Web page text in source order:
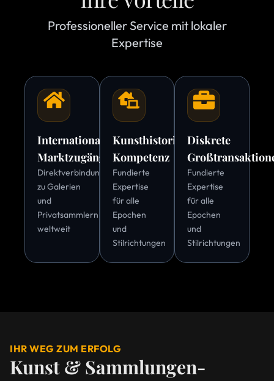
Professioneller Service mit lokaler
Expertise
Internationale
Marktzugänge
Direktverbindungen
zu Galerien
und
Privatsammlern
weltweit
Kunsthistorische
Kompetenz
Fundierte
Expertise
für alle
Epochen
und
Stilrichtungen
Diskrete
Fundierte
Expertise
für alle
Epochen
und
Stilrichtungen
IHR WEG ZUM ERFOLG
Kunst & Sammlungen-